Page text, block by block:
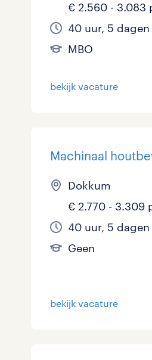
Administratief
Callcenter /
Overig
Secretarieel
Webcare
toon 22
Basisonderwijs
HBO
0 - 8 uur 0
25 - 32 uur
Detachering 0
Vast
€ 2.560 - 3.083
40 uur, 5 dagen
MBO
bekijk vacature
Machinaal
Dokkum
€ 2.770 - 3.309
40 uur, 5 dagen
Geen
bekijk vacature